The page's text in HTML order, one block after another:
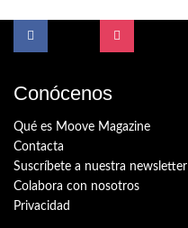
Conócenos
Qué es Moove Magazine
Contacta
Suscríbete a nuestra newsletter
Colabora con nosotros
Privacidad